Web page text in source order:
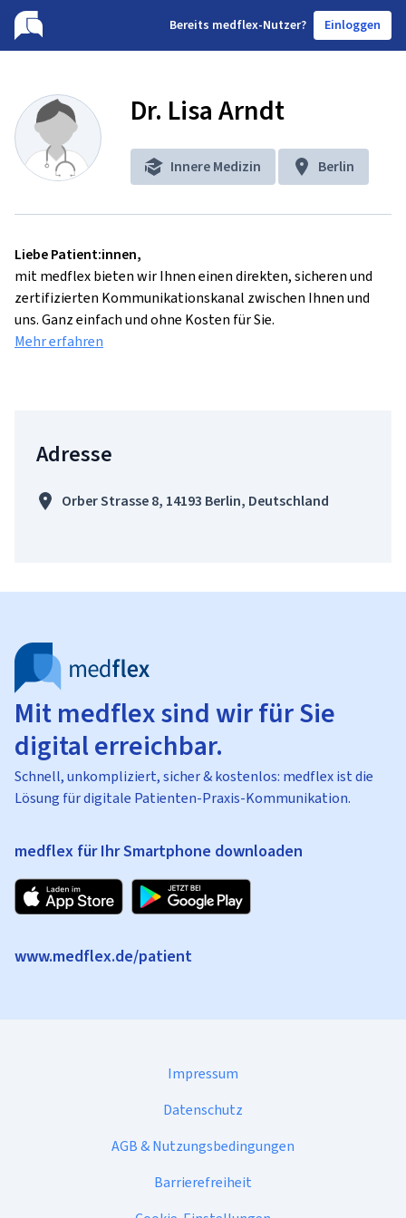
Bereits medflex-Nutzer? Einloggen
Dr. Lisa Arndt
Innere Medizin Berlin
Liebe Patient:innen,
mit medflex bieten wir Ihnen einen direkten, sicheren und
zertifizierten Kommunikationskanal zwischen Ihnen und
uns. Ganz einfach und ohne Kosten für Sie.
Mehr erfahren
Adresse
Orber Strasse 8, 14193 Berlin, Deutschland
Mit medflex sind wir für Sie
digital erreichbar.
Schnell, unkompliziert, sicher & kostenlos: medflex ist die
Lösung für digitale Patienten-Praxis-Kommunikation.
medflex für Ihr Smartphone downloaden
www.medflex.de/patient
Impressum
Datenschutz
AGB & Nutzungsbedingungen
Barrierefreiheit